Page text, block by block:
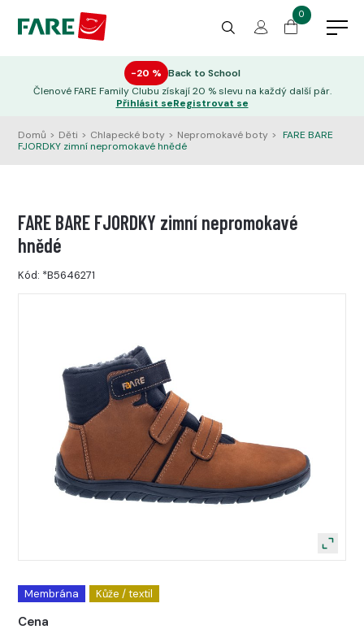
0
−20 % Back to School
Členové FARE Family Clubu získají 20 % slevu na každý další pár.
Přihlásit seRegistrovat se
Domů > Děti > Chlapecké boty > Nepromokavé boty > FARE BARE
FJORDKY zimní nepromokavé hnědé
FARE BARE FJORDKY zimní nepromokavé
hnědé
Kód: *B5646271
Membrána Kůže / textil
Cena